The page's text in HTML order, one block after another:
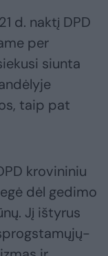
d. naktį DPD
per
siunta
taip pat
krovininiu
dėl gedimo
Jį ištyrus